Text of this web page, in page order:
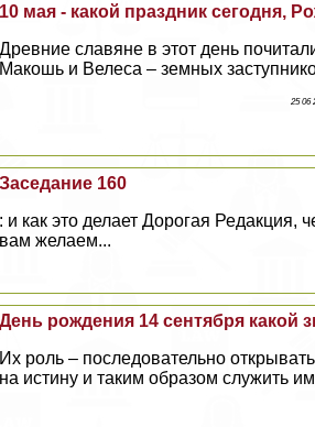
10 мая - какой праздник сегодня,
Древние славяне в этот день
Макошь и Велеса – земных
25 06
Заседание 160
: и как это делает Дорогая Редакция,
вам желаем...
День рождения 14 сентября какой
Их роль – последовательно
на истину и таким образом служить